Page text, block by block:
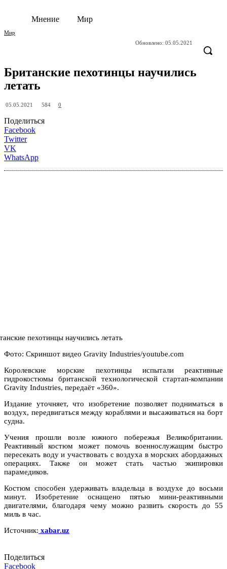
Мнение Мир
Мир
Обновлено: 05.05.2021
Британские пехотинцы научились
летать
05.05.2021 584 0
Поделиться
Facebook
Twitter
VK
WhatsApp
Фото: Скриншот видео Gravity Industries/youtube.com
Королевские морские пехотинцы испытали реактивные
гидрокостюмы британской технологической стартап-компании
Gravity Industries, передаёт «360».
Издание уточняет, что изобретение позволяет подниматься в
воздух, передвигаться между кораблями и высаживаться на борт
судна.
Учения прошли возле южного побережья Великобритании.
Реактивный костюм может помочь военнослужащим быстро
пересекать воду и участвовать с воздуха в морских абордажных
операциях. Также он может стать частью экипировки
парамедиков.
Костюм способен удерживать владельца в воздухе до восьми
минут. Изобретение оснащено пятью мини-реактивными
двигателями, благодаря чему можно развить скорость до 55
миль в час.
Источник: xabar.uz
Поделиться
Facebook